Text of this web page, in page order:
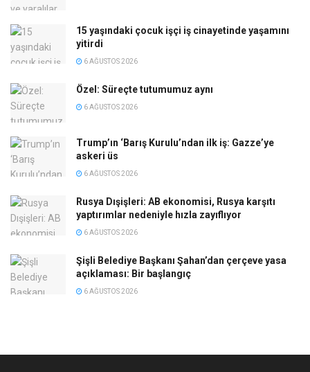
15 yaşındaki çocuk işçi iş cinayetinde yaşamını
yitirdi
6 AĞUSTOS 2026
Özel: Süreçte tutumumuz aynı
6 AĞUSTOS 2026
Trump’ın ‘Barış Kurulu’ndan ilk iş: Gazze’ye
askeri üs
6 AĞUSTOS 2026
Rusya Dışişleri: AB ekonomisi, Rusya karşıtı
yaptırımlar nedeniyle hızla zayıflıyor
6 AĞUSTOS 2026
Şişli Belediye Başkanı Şahan’dan çerçeve yasa
açıklaması: Bir başlangıç
6 AĞUSTOS 2026